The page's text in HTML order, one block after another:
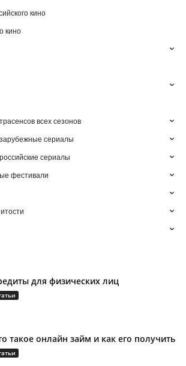
кино
кино
всех сезонов
сериалы
сериалы
фестивали
для физических лиц
такое онлайн займ и как его получить